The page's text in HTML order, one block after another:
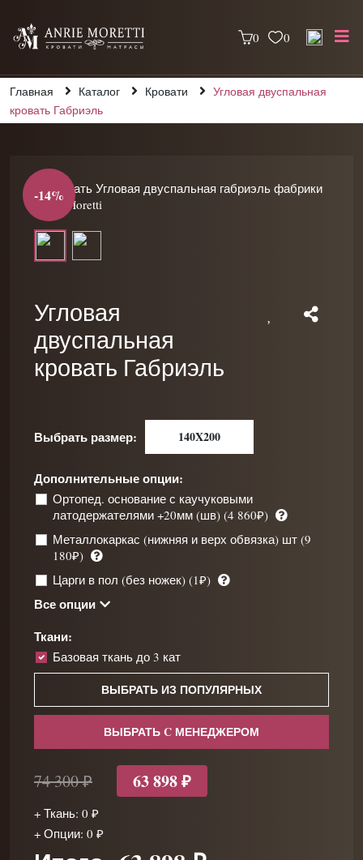
0 0
Главная Каталог Кровати
Угловая двуспальная
кровать Габриэль
-14%
Угловая
двуспальная
кровать Габриэль
Выбрать размер: 140X200
Дополнительные опции:
Ортопед. основание с каучуковыми
латодержателями +20мм (шв) (4 860₽)
Металлокаркас (нижняя и верх обвязка) шт (9
180₽)
Царги в пол (без ножек) (1₽)
Все опции
Ткани:
Базовая ткань до 3 кат
ВЫБРАТЬ ИЗ ПОПУЛЯРНЫХ
ВЫБРАТЬ C МЕНЕДЖЕРОМ
74 300 ₽ 63 898 ₽
+ Ткань: 0 ₽
+ Опции: 0 ₽